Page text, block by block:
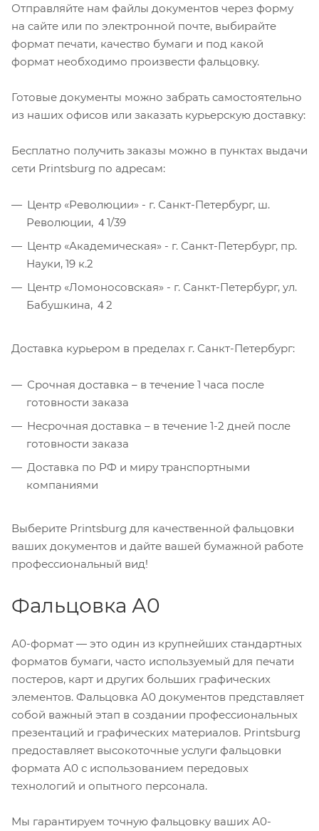
Отправляйте нам файлы документов через форму
на сайте или по электронной почте, выбирайте
формат печати, качество бумаги и под какой
формат необходимо произвести фальцовку.
Готовые документы можно забрать самостоятельно
из наших офисов или заказать курьерскую доставку:
Бесплатно получить заказы можно в пунктах выдачи
сети Printsburg по адресам:
Центр «Революции» - г. Санкт-Петербург, ш.
Революции, ４1/39
Центр «Академическая» - г. Санкт-Петербург, пр.
Науки, 19 к.2
Центр «Ломоносовская» - г. Санкт-Петербург, ул.
Бабушкина, ４2
Доставка курьером в пределах г. Санкт-Петербург:
Срочная доставка – в течение 1 часа после
готовности заказа
Несрочная доставка – в течение 1-2 дней после
готовности заказа
Доставка по РФ и миру транспортными
компаниями
Выберите Printsburg для качественной фальцовки
ваших документов и дайте вашей бумажной работе
профессиональный вид!
Фальцовка А0
А0-формат — это один из крупнейших стандартных
форматов бумаги, часто используемый для печати
постеров, карт и других больших графических
элементов. Фальцовка A0 документов представляет
собой важный этап в создании профессиональных
презентаций и графических материалов. Printsburg
предоставляет высокоточные услуги фальцовки
формата A0 с использованием передовых
технологий и опытного персонала.
Мы гарантируем точную фальцовку ваших A0-